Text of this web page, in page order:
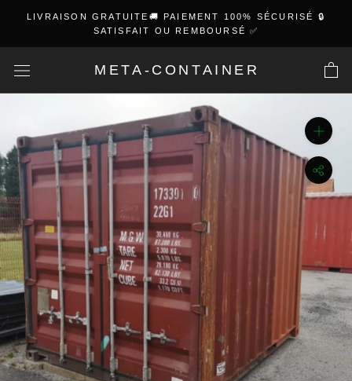
content
LIVRAISON GRATUITE🚚 PAIEMENT 100% SÉCURISÉ 🔒
SATISFAIT OU REMBOURSÉ ✅
META-CONTAINER